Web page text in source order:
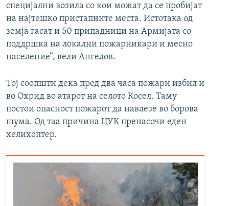
специјални возила со кои можат да се пробијат
на најтешко пристапните места. Истотака од
земја гасат и 50 припадници на Армијата со
поддршка на локални пожарникари и месно
население“, вели Ангелов.
Тој соопшти дека пред два часа пожари избил и
во Охрид во атарот на селото Косел. Таму
постои опасност пожарот да навлезе во борова
шума. Од таа причина ЦУК пренасочи еден
хелихоптер.